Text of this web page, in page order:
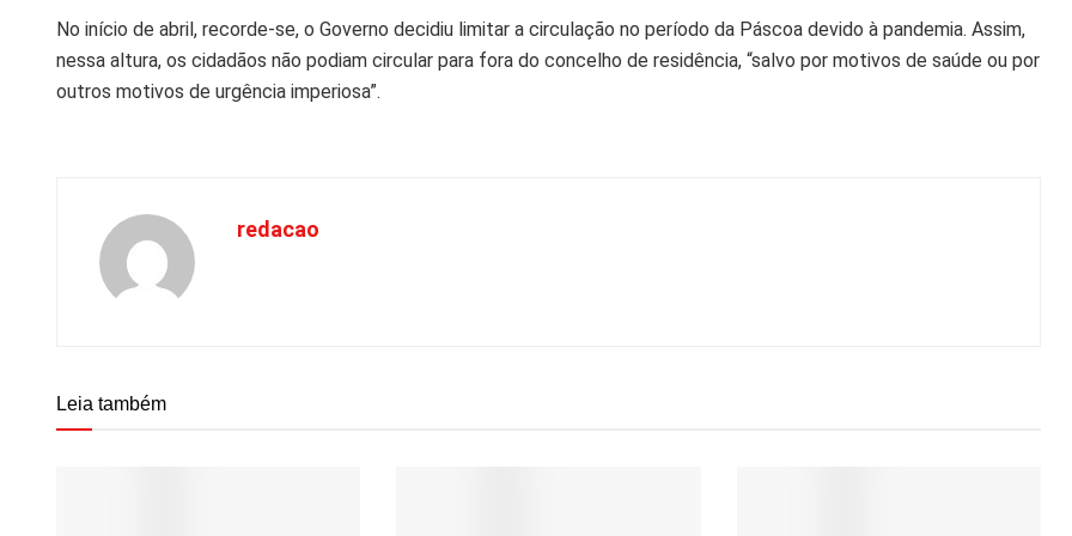
No início de abril, recorde-se, o Governo decidiu limitar a circulação no período da Páscoa devido à pandemia. Assim,
nessa altura, os cidadãos não podiam circular para fora do concelho de residência, “salvo por motivos de saúde ou por
outros motivos de urgência imperiosa”.
redacao
Leia também